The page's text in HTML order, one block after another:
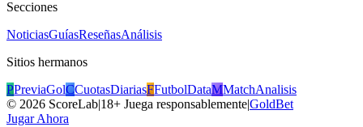
Secciones
NoticiasGuíasReseñasAnálisis
Sitios hermanos
PPreviaGolCCuotasDiariasFFutbolDataMMatchAnalisis
© 2026 ScoreLab|18+ Juega responsablemente|GoldBet
Jugar Ahora